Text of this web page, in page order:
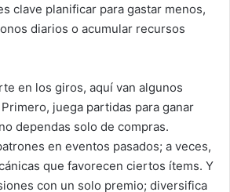
clave planificar para gastar menos,
diarios o acumular recursos
en los giros, aquí van algunos
juega partidas para ganar
dependas solo de compras.
en eventos pasados; a veces,
que favorecen ciertos ítems. Y
con un solo premio; diversifica